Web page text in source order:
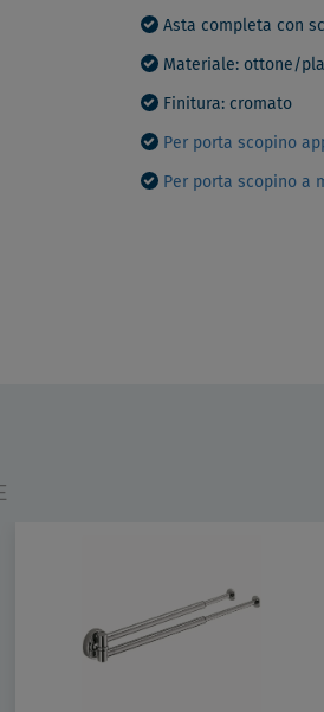
Asta completa con
Materiale: ottone/
Finitura: cromato
Per porta scopino
Per porta scopino a